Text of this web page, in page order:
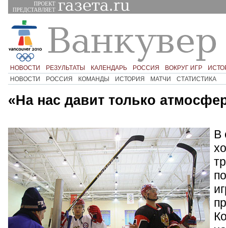
ПРОЕКТ
ПРЕДСТАВЛЯЕТ
НОВОСТИ РЕЗУЛЬТАТЫ КАЛЕНДАРЬ РОССИЯ ВОКРУГ ИГР
НОВОСТИ
РОССИЯ КОМАНДЫ ИСТОРИЯ МАТЧИ СТАТИСТИКА
«На нас давит только
В